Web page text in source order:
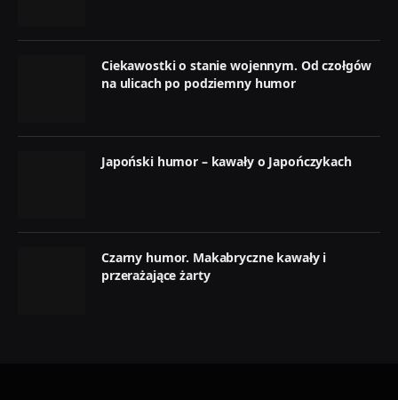
Ciekawostki o stanie wojennym. Od czołgów
na ulicach po podziemny humor
Japoński humor – kawały o Japończykach
Czarny humor. Makabryczne kawały i
przerażające żarty